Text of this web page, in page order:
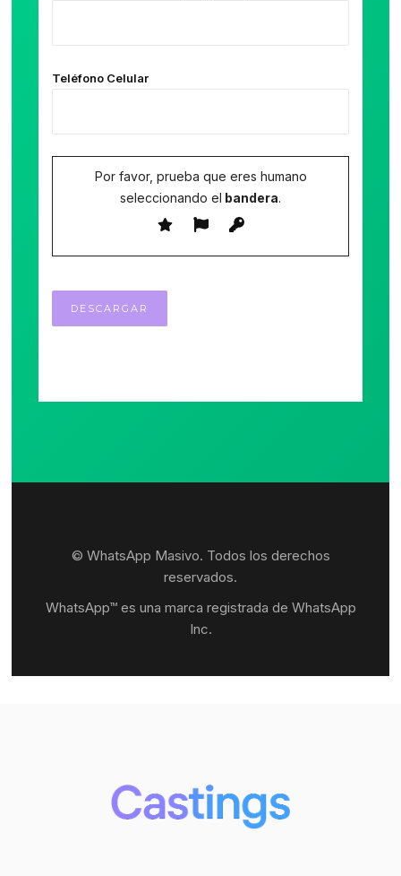
Teléfono Celular
Por favor, prueba que eres humano
seleccionando el bandera.
© WhatsApp Masivo. Todos los derechos
reservados.
WhatsApp™ es una marca registrada de WhatsApp
Inc.